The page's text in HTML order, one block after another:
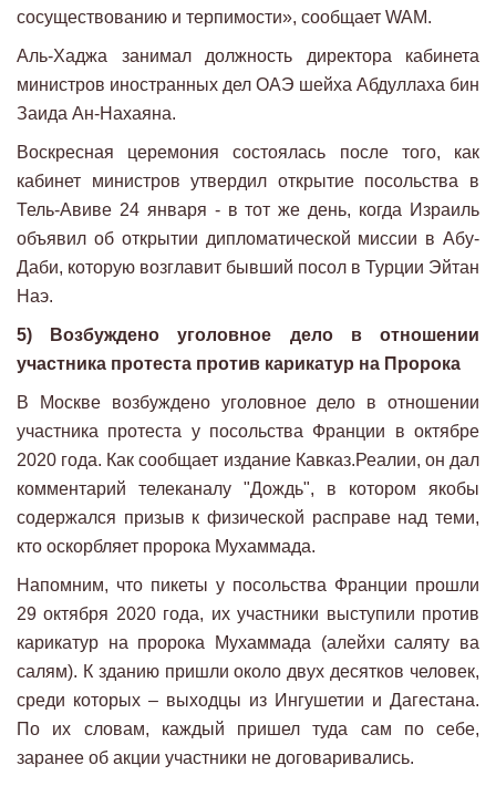
сосуществованию и терпимости», сообщает WAM.
Аль-Хаджа занимал должность директора кабинета
министров иностранных дел ОАЭ шейха Абдуллаха бин
Заида Ан-Нахаяна.
Воскресная церемония состоялась после того, как
кабинет министров утвердил открытие посольства в
Тель-Авиве 24 января - в тот же день, когда Израиль
объявил об открытии дипломатической миссии в Абу-
Даби, которую возглавит бывший посол в Турции Эйтан
Наэ.
5) Возбуждено уголовное дело в отношении
участника протеста против карикатур на Пророка
В Москве возбуждено уголовное дело в отношении
участника протеста у посольства Франции в октябре
2020 года. Как сообщает издание Кавказ.Реалии, он дал
комментарий телеканалу "Дождь", в котором якобы
содержался призыв к физической расправе над теми,
кто оскорбляет пророка Мухаммада.
Напомним, что пикеты у посольства Франции прошли
29 октября 2020 года, их участники выступили против
карикатур на пророка Мухаммада (алейхи саляту ва
салям). К зданию пришли около двух десятков человек,
среди которых – выходцы из Ингушетии и Дагестана.
По их словам, каждый пришел туда сам по себе,
заранее об акции участники не договаривались.